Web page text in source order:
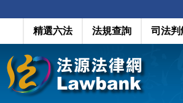
精選六法 法規查詢 司法判